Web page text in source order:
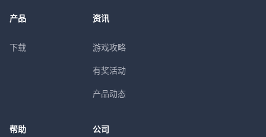
产品
下载
资讯
游戏攻略
有奖活动
产品动态
帮助 公司